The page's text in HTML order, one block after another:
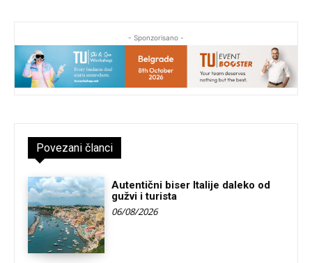
- Sponzorisano -
Povezani članci
Autentični biser Italije daleko od
gužvi i turista
06/08/2026